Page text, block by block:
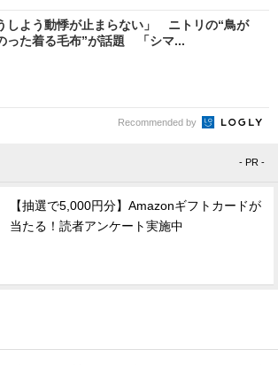
しよう動悸が止まらない」 ニトリの“鳥が
った着る毛布”が話題 「シマ...
Recommended by
- PR -
【抽選で5,000円分】Amazonギフトカードが
当たる！読者アンケート実施中